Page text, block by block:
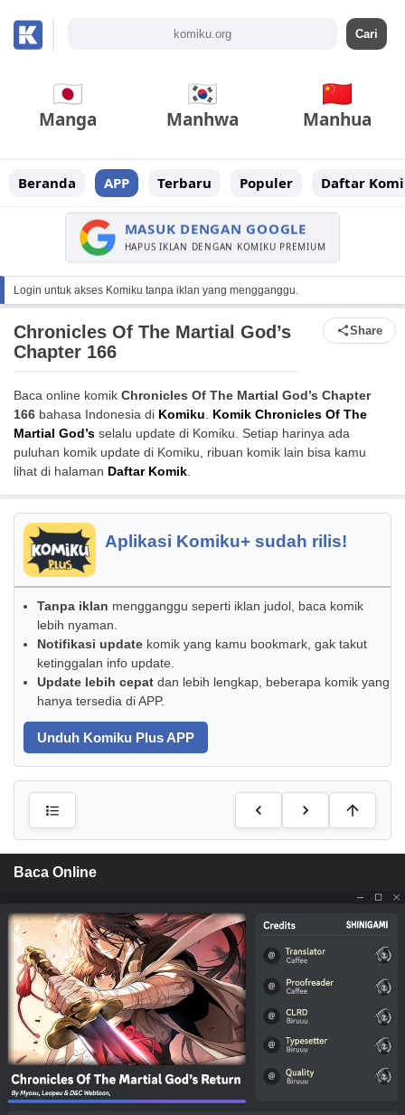
Manga Manhwa Manhua
Beranda APP Terbaru Populer Daftar
MASUK DENGAN GOOGLE
HAPUS IKLAN DENGAN KOMIKU PREMIUM
Login untuk akses Komiku tanpa iklan yang mengganggu.
Chronicles Of The Martial God’s
Chapter 166
Share
Baca online komik Chronicles Of The Martial God’s Chapter
166 bahasa Indonesia di Komiku. Komik Chronicles Of The
Martial God’s selalu update di Komiku. Setiap harinya ada
puluhan komik update di Komiku, ribuan komik lain bisa kamu
lihat di halaman Daftar Komik.
Aplikasi Komiku+ sudah rilis!
Tanpa iklan mengganggu seperti iklan judol, baca komik
lebih nyaman.
Notifikasi update komik yang kamu bookmark, gak takut
ketinggalan info update.
Update lebih cepat dan lebih lengkap, beberapa komik yang
hanya tersedia di APP.
Unduh Komiku Plus APP
Baca Online